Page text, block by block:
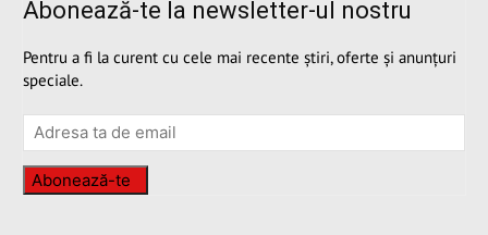
Abonează-te la newsletter-ul nostru
Pentru a fi la curent cu cele mai recente știri, oferte și anunțuri
speciale.
Abonează-te